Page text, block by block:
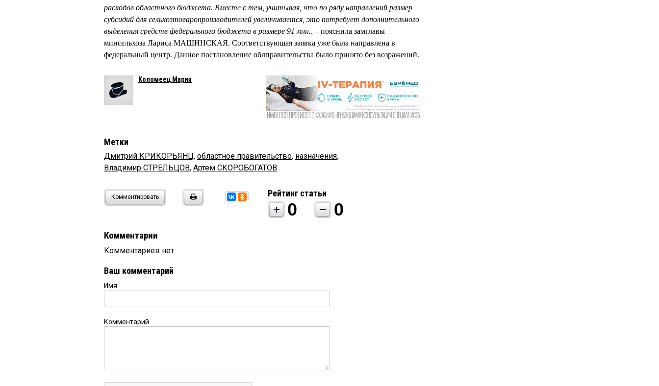
расходов областного бюджета. Вместе с тем, учитывая, что по ряду направлений размер
субсидий для сельхозтоваропроизводителей увеличивается, это потребует дополнительного
выделения средств федерального бюджета в размере 91 млн., – пояснила замглавы
минсельхоза Лариса МАШИНСКАЯ. Соответствующая заявка уже была направлена в
федеральный центр. Данное постановление облправительства было принято без возражений.
Коломеец Мария
Метки
Дмитрий КРИКОРЬЯНЦ, областное правительство, назначения,
Владимир СТРЕЛЬЦОВ, Артем СКОРОБОГАТОВ
Комментировать Рейтинг статьи
0 0
Комментарии
Комментариев нет.
Ваш комментарий
Имя
Комментарий